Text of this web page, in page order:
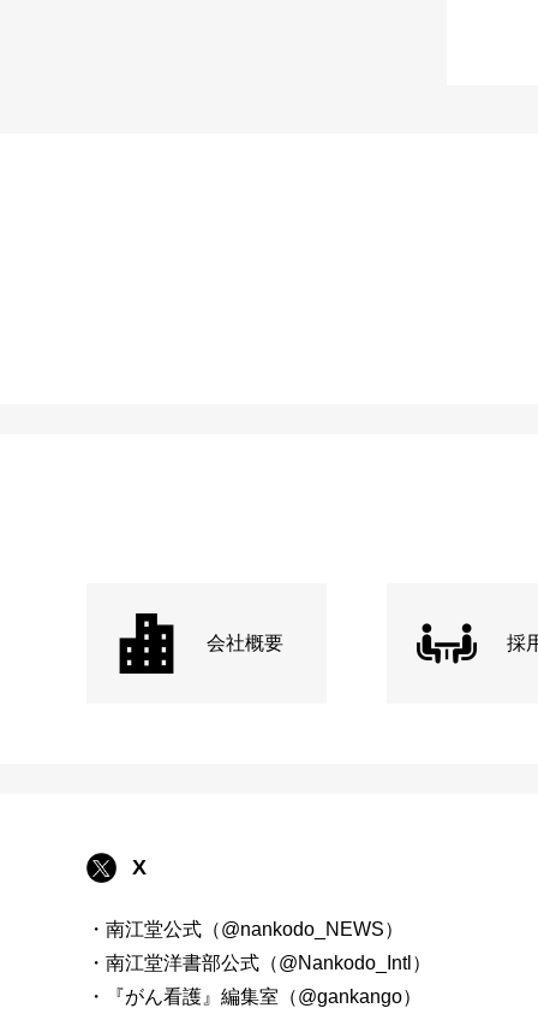
会社概要 採
X
・南江堂公式（@nankodo_NEWS）
・南江堂洋書部公式（@Nankodo_Intl）
・『がん看護』編集室（@gankango）